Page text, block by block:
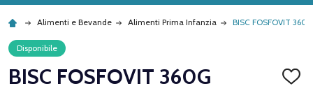
Alimenti e Bevande Alimenti Prima Infanzia BISC FOSFOVIT 360G
Disponibile
BISC FOSFOVIT 360G